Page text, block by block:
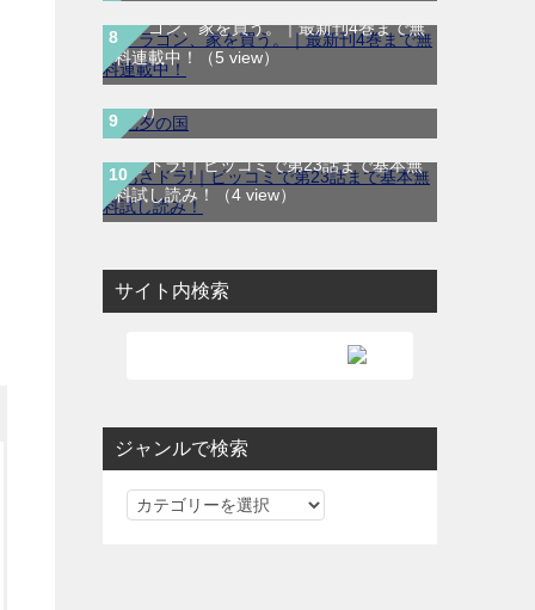
ドラゴン、家を買う。｜最新刊4巻まで無
料連載中！
（5 view）
七夕の国｜全4巻完結！サンデーうぇぶり
で最終話まで全話無料配信中！（4
view）
あさドラ!｜ビッコミで第23話まで基本無
料試し読み！
（4 view）
サイト内検索
ジャンルで検索
ジ